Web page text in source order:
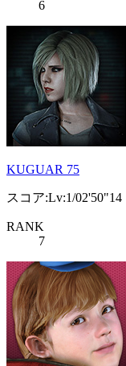
6
KUGUAR 75
スコア:Lv:1/02'50"14
RANK
7